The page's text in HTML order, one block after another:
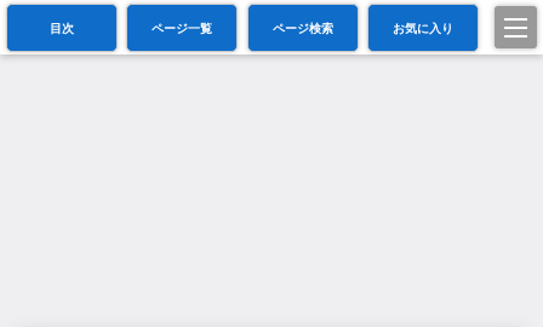
目次 ページ一覧 ページ検索 お気に入り